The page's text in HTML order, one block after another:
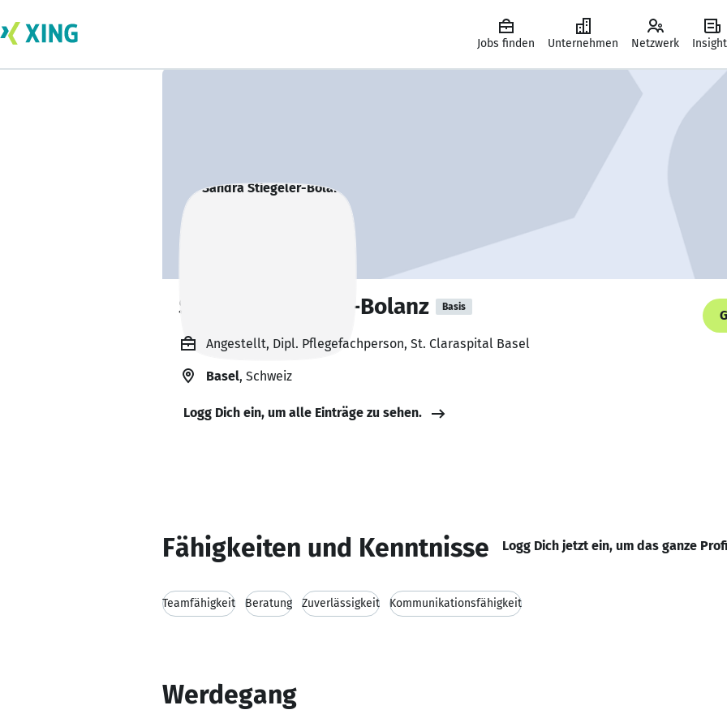
Jobs finden Unternehmen Netzwerk
Sandra Stiegeler-Bolanz Basis
Angestellt, Dipl. Pflegefachperson, St. Claraspital Basel
Basel, Schweiz
Logg Dich ein, um alle Einträge zu sehen.
Fähigkeiten und Kenntnisse Logg Dich jetzt ein, um das ganze
Teamfähigkeit Beratung Zuverlässigkeit Kommunikationsfähigkeit
Werdegang